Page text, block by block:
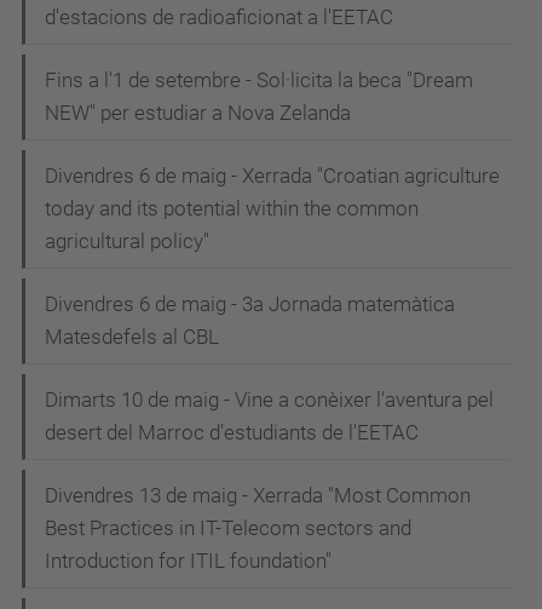
d'estacions de radioaficionat a l'EETAC
Fins a l'1 de setembre - Sol·licita la beca "Dream
NEW" per estudiar a Nova Zelanda
Divendres 6 de maig - Xerrada "Croatian agriculture
today and its potential within the common
agricultural policy"
Divendres 6 de maig - 3a Jornada matemàtica
Matesdefels al CBL
Dimarts 10 de maig - Vine a conèixer l'aventura pel
desert del Marroc d'estudiants de l'EETAC
Divendres 13 de maig - Xerrada "Most Common
Best Practices in IT-Telecom sectors and
Introduction for ITIL foundation"